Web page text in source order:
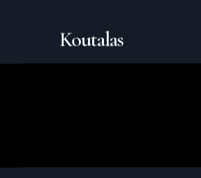
de
Koutalas